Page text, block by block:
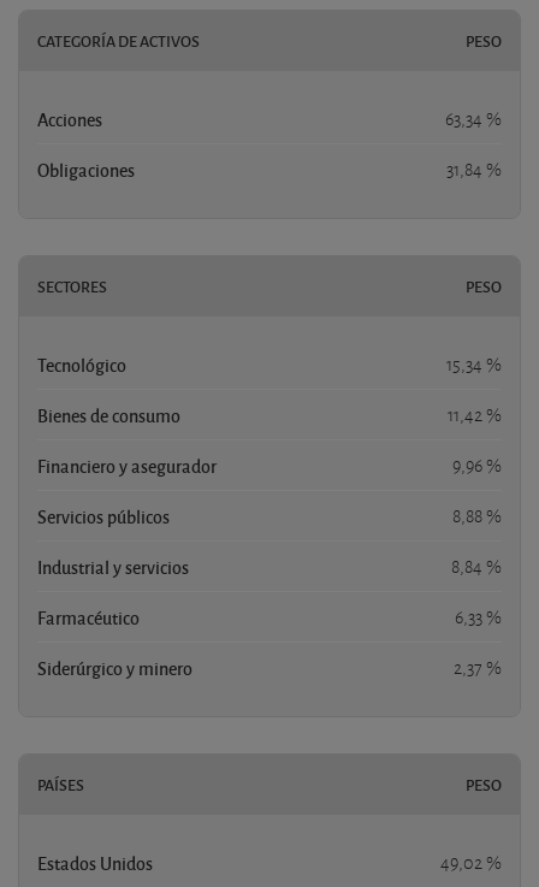
CATEGORÍA DE ACTIVOS PESO
Acciones 63,34 %
Obligaciones 31,84 %
SECTORES PESO
Tecnológico 15,34 %
Bienes de consumo 11,42 %
Financiero y asegurador 9,96 %
Servicios públicos 8,88 %
Industrial y servicios 8,84 %
Farmacéutico 6,33 %
Siderúrgico y minero 2,37 %
PAÍSES PESO
Estados Unidos 49,02 %